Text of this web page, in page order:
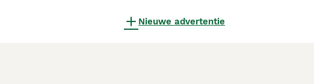
Nieuwe advertentie